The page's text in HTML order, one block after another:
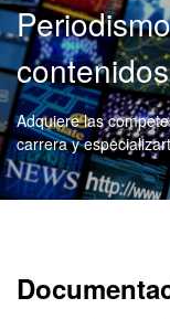
Adquiere las
carrera y